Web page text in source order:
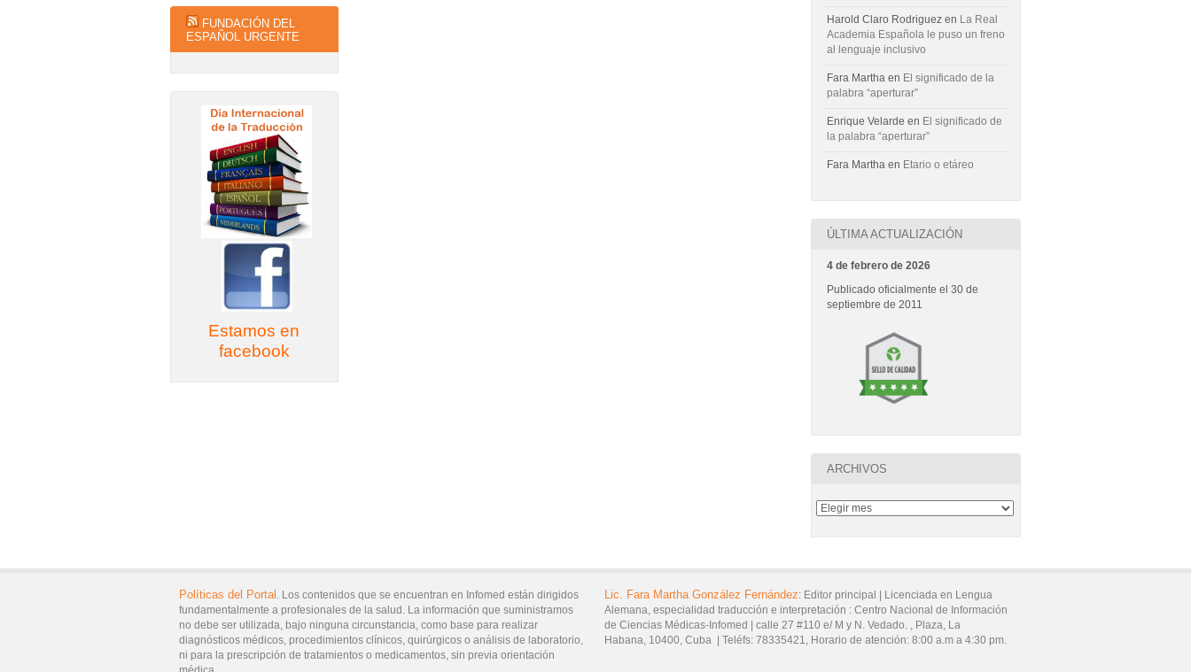
FUNDACIÓN DEL
ESPAÑOL URGENTE
Estamos en
facebook
Harold Claro Rodriguezen La Real
Academia Española le puso un freno
al lenguaje inclusivo
Fara Marthaen El significado de la
palabra “aperturar”
Enrique Velarde en El significado de
la palabra “aperturar”
Fara Marthaen Etario o etáreo
ÚLTIMA ACTUALIZACIÓN
4 de febrero de 2026
Publicado oficialmente el 30 de
septiembre de 2011
ARCHIVOS
Lic. Fara Martha González Fernández: Editor principal |
Licenciada en Lengua
Alemana, especialidad traducción e interpretación : Centro Nacional de Información
de Ciencias Médicas-Infomed | calle 27 #110 e/ M y N. Vedado. , Plaza, La
Habana, 10400, Cuba Teléfs: 78335421, Horario de atención: 8:00 a.m a 4:30 pm.
Políticas del Portal . Los contenidos que se encuentran en Infomed están dirigidos
fundamentalmente a profesionales de la salud. La información que suministramos
no debe ser utilizada, bajo ninguna circunstancia, como base para realizar
diagnósticos médicos, procedimientos clínicos, quirúrgicos o análisis de laboratorio,
ni para la prescripción de tratamientos o medicamentos, sin previa orientación